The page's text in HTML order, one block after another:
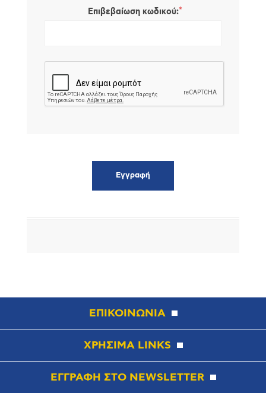
Επιβεβαίωση κωδικού:*
ΕΠΙΚΟΙΝΩΝΙΑ
ΧΡΗΣΙΜΑ LINKS
ΕΓΓΡΑΦΗ ΣΤΟ NEWSLETTER